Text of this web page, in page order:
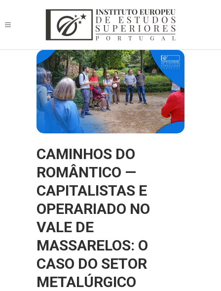
CAMINHOS DO
ROMÂNTICO —
CAPITALISTAS E
OPERARIADO NO
VALE DE
MASSARELOS: O
CASO DO SETOR
METALÚRGICO